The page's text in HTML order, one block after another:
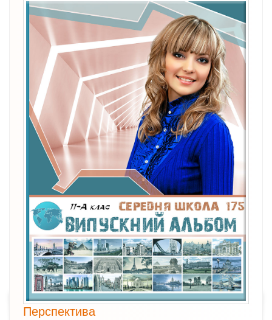
Перспектива